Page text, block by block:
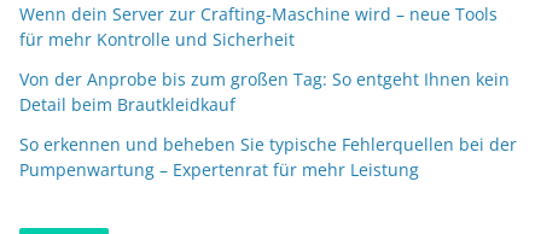
Wenn dein Server zur Crafting-Maschine wird – neue Tools
für mehr Kontrolle und Sicherheit
Von der Anprobe bis zum großen Tag: So entgeht Ihnen kein
Detail beim Brautkleidkauf
So erkennen und beheben Sie typische Fehlerquellen bei der
Pumpenwartung – Expertenrat für mehr Leistung